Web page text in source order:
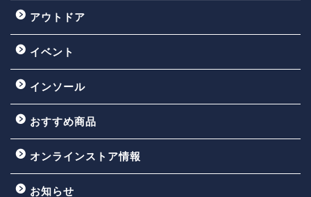
アウトドア
イベント
インソール
おすすめ商品
オンラインストア情報
お知らせ